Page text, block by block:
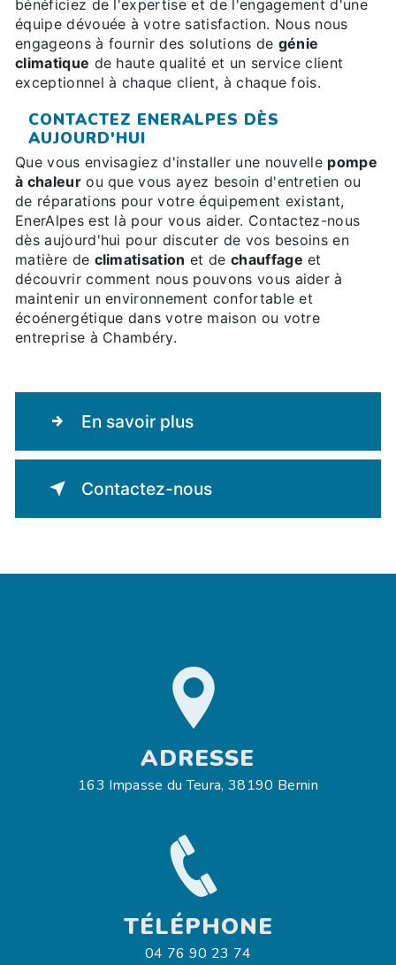
bénéficiez de l'expertise et de l'engagement d'une
équipe dévouée à votre satisfaction. Nous nous
engageons à fournir des solutions de génie
climatique de haute qualité et un service client
exceptionnel à chaque client, à chaque fois.
CONTACTEZ ENERALPES DÈS
AUJOURD'HUI
Que vous envisagiez d'installer une nouvelle pompe
à chaleurou que vous ayez besoin d'entretien ou
de réparations pour votre équipement existant,
EnerAlpes est là pour vous aider. Contactez-nous
dès aujourd'hui pour discuter de vos besoins en
matière de climatisation et de chauffage et
découvrir comment nous pouvons vous aider à
maintenir un environnement confortable et
écoénergétique dans votre maison ou votre
entreprise à Chambéry.
En savoir plus
Contactez-nous
ADRESSE
163 Impasse du Teura, 38190 Bernin
TÉLÉPHONE
04 76 90 23 74